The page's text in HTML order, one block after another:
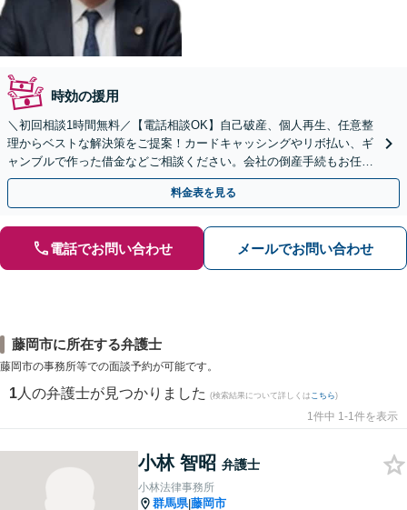
時効の援用
＼初回相談1時間無料／【電話相談OK】自己破産、個人再生、任意整
理からベストな解決策をご提案！カードキャッシングやリボ払い、ギ
ャンブルで作った借金などご相談ください。会社の倒産手続もお任せ
◎【休日・夜間相談可】【WEB面談対応】
料金表を見る
電話でお問い合わせ メールでお問い合わせ
藤岡市に所在する弁護士
藤岡市の事務所等での面談予約が可能です。
1 人の弁護士が見つかりました (検索結果について詳しくは こちら)
1件中 1-1件を表示
小林 智昭 弁護士
小林法律事務所
群馬県|藤岡市